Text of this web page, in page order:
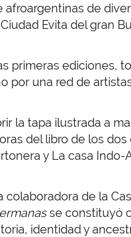
de
Evita del gran
primeras ediciones,
por una red de
la tapa ilustrada a
del libro de los
y La casa Indo-
colaboradora de la
se constituyó
identidad y